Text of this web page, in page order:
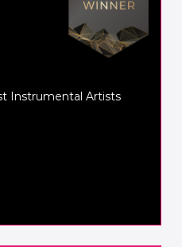
Instrumental Artists